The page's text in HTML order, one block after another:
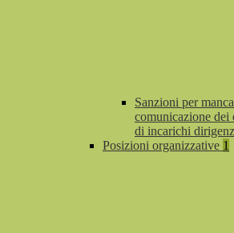
Sanzioni per
comunicazione dei
di incarichi
Posizioni organizzative 1